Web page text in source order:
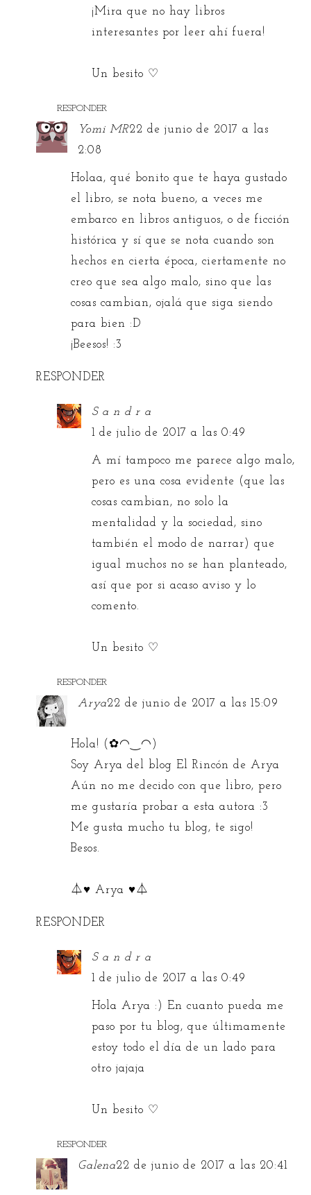
¡Mira que no hay libros
interesantes por leer ahí fuera!
Un besito ♡
RESPONDER
Yomi MR22 de junio de 2017 a las
2:08
Holaa, qué bonito que te haya gustado
el libro, se nota bueno, a veces me
embarco en libros antiguos, o de ficción
histórica y sí que se nota cuando son
hechos en cierta época, ciertamente no
creo que sea algo malo, sino que las
cosas cambian, ojalá que siga siendo
para bien :D
¡Beesos! :3
RESPONDER
S a n d r a
1 de julio de 2017 a las 0:49
A mí tampoco me parece algo malo,
pero es una cosa evidente (que las
cosas cambian, no solo la
mentalidad y la sociedad, sino
también el modo de narrar) que
igual muchos no se han planteado,
así que por si acaso aviso y lo
comento.
Un besito ♡
RESPONDER
Arya22 de junio de 2017 a las 15:09
Hola! (✿◠‿◠)
Soy Arya del blog El Rincón de Arya
Aún no me decido con que libro, pero
me gustaría probar a esta autora :3
Me gusta mucho tu blog, te sigo!
Besos.
⏃♥ Arya ♥⏃
RESPONDER
S a n d r a
1 de julio de 2017 a las 0:49
Hola Arya :) En cuanto pueda me
paso por tu blog, que últimamente
estoy todo el día de un lado para
otro jajaja
Un besito ♡
RESPONDER
Galena22 de junio de 2017 a las 20:41